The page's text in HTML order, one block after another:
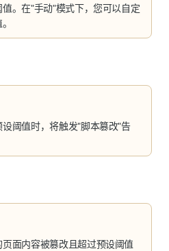
值。在"手动"模式下，您可以自定
设阈值时，将触发"脚本篡改"告
页面内容被篡改且超过预设阈值